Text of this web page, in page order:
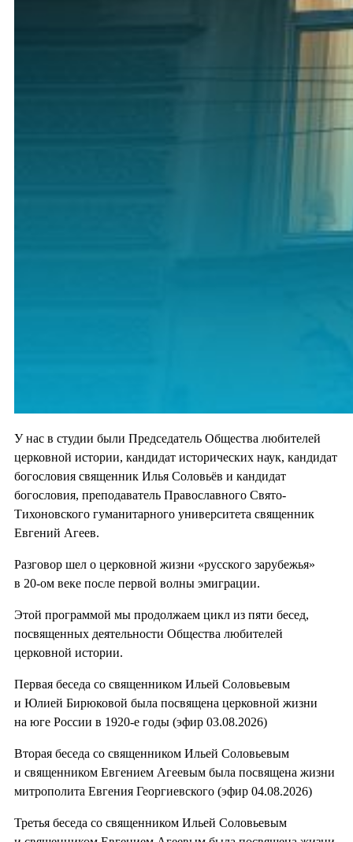
У нас в студии были Председатель Общества любителей
церковной истории, кандидат исторических наук, кандидат
богословия священник Илья Соловьёв и кандидат
богословия, преподаватель Православного Свято-
Тихоновского гуманитарного университета священник
Евгений Агеев.
Разговор шел о церковной жизни «русского зарубежья»
в 20-ом веке после первой волны эмиграции.
Этой программой мы продолжаем цикл из пяти бесед,
посвященных деятельности Общества любителей
церковной истории.
Первая беседа со священником Ильей Соловьевым
и Юлией Бирюковой была посвящена церковной жизни
на юге России в 1920-е годы (эфир 03.08.2026)
Вторая беседа со священником Ильей Соловьевым
и священником Евгением Агеевым была посвящена жизни
митрополита Евгения Георгиевского (эфир 04.08.2026)
Третья беседа со священником Ильей Соловьевым